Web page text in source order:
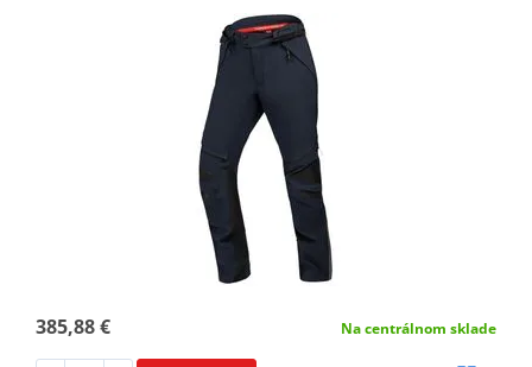
385,88 € Na centrálnom sklade